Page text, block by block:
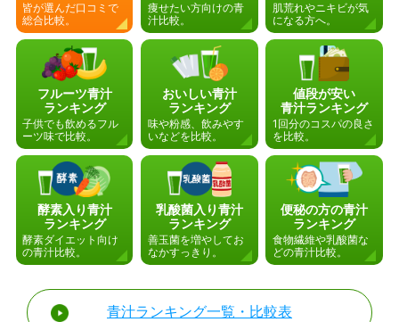
皆が選んだ口コミで
総合比較。
痩せたい方向けの青
汁比較。
肌荒れやニキビが気
になる方へ。
フルーツ青汁
ランキング
子供でも飲めるフル
ーツ味で比較。
おいしい青汁
ランキング
味や粉感、飲みやす
いなどを比較。
値段が安い
青汁ランキング
1回分のコスパの良さ
を比較。
酵素入り青汁
ランキング
酵素ダイエット向け
の青汁比較。
乳酸菌入り青汁
ランキング
善玉菌を増やしてお
なかすっきり。
便秘の方の青汁
ランキング
食物繊維や乳酸菌な
どの青汁比較。
青汁ランキング一覧・比較表